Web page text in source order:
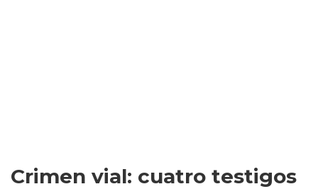
Crimen vial: cuatro testigos